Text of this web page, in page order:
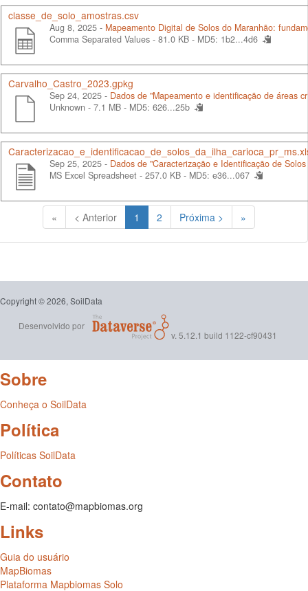
classe_de_solo_amostras.csv
Aug 8, 2025 - Mapeamento Digital de Solos do Maranhão:
Comma Separated Values - 81.0 KB - MD5: 1b2...4d6
Carvalho_Castro_2023.gpkg
Sep 24, 2025 - Dados de "Mapeamento e identificação de áreas
Unknown - 7.1 MB - MD5: 626...25b
Sep 25, 2025 - Dados de "Caracterização e Identificação de
MS Excel Spreadsheet - 257.0 KB - MD5: e36...067
« < Anterior 1 (Atual)
2 Próxima > »
Copyright © 2026, SoilData
Desenvolvido por
v. 5.12.1 build 1122-cf90431
Sobre
Conheça o SoilData
Política
Políticas SoilData
Contato
E-mail: contato@mapbiomas.org
Links
Guia do usuário
MapBiomas
Plataforma Mapbiomas Solo